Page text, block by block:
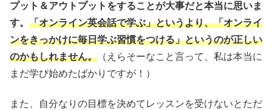
プット＆アウトプットをすることが大事だと本当に思いま
す。 「オンライン英会話で学ぶ」というより、「オンライ
ンをきっかけに毎日学ぶ習慣をつける」というのが正しい
のかもしれません。 （えらそーなこと言って、私は本当に
まだ学び始めたばかりですが！）
また、自分なりの目標を決めてレッスンを受けないとただ